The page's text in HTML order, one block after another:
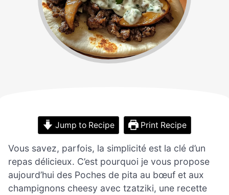
Jump to Recipe Print Recipe
Vous savez, parfois, la simplicité est la clé d’un
repas délicieux. C’est pourquoi je vous propose
aujourd’hui des Poches de pita au bœuf et aux
champignons cheesy avec tzatziki, une recette